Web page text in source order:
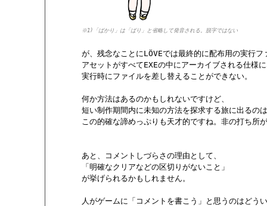
※1)「ばかり」は「ばり」と省略して発音される。脱字ではない
が、残念なことにLÖVEでは最終的に配布用の実行フ
アセットがすべてEXEの中にアーカイブされる仕様
       実行時にファイルを差し替えることができない。
       何か方法はあるのかもしれないですけど、
短い制作期間内に未知の方法を探求する旅に出るの
この的確な諦めっぷりも天才的ですね。非の打ち所
       あと、コメントしづらさの理由として、
       「明確なクリアなどの区切りがないこと」
       が挙げられるかもしれません。
人がゲームに「コメントを書こう」と思うのはどう